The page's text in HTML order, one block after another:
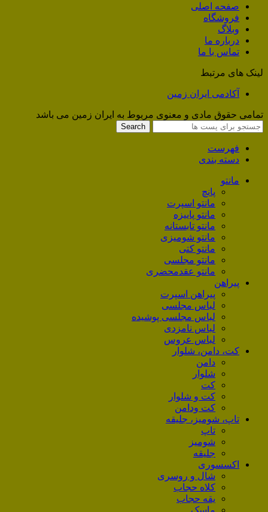
صفحه اصلی
فروشگاه
وبلاگ
درباره ما
تماس با ما
لینک های مرتبط
آکادمی ایران زمین
تمامی حقوق مادی و معنوی مربوط به ایران زمین می باشد
Search
فهرست
دسته بندی
مانتو
پانچ
مانتو اسپرت
مانتو پاییزه
مانتو تابستانه
مانتو شومیزی
مانتو کتی
مانتو مجلسی
مانتو عقد‌محضری
پیراهن
پیراهن اسپرت
لباس مجلسی
لباس مجلسی پوشیده
لباس نامزدی
لباس عروس
کت، دامن، شلوار
دامن
شلوار
کت
کت و شلوار
کت ودامن
تاپ، شومیز، جلیقه
تاپ
شومیز
جلیقه
اکسسوری
شال و روسری
کلاه حجاب
یقه حجاب
ماسک